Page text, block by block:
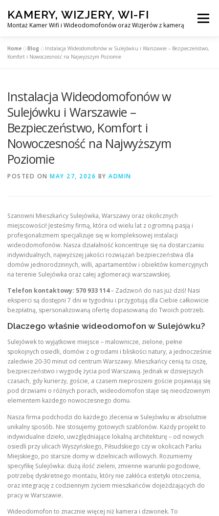
content
KAMERY, WIZJERY, WI-FI
Montaż Kamer Wifi i Wideodomofonów oraz Wizjerów z kamerą
Menu
GŁÓWNA MONTAŻ KAMER WIFI W WARSZAWA
MONTAŻ WIDEDOMOFONÓW
MONTAŻU WIZJERÓW Z KAMERĄ
KONTAKT
Home »Blog »Instalacja Wideodomofonów w Sulejówku i Warszawie – Bezpieczeństwo,
Komfort i Nowoczesność na Najwyższym Poziomie
Instalacja Wideodomofonów w
Sulejówku i Warszawie –
Bezpieczeństwo, Komfort i
Nowoczesność na Najwyższym
Poziomie
POSTED ON MAY 27, 2026 BY ADMIN
Szanowni Mieszkańcy Sulejówka, Warszawy oraz okolicznych
miejscowości! Jesteśmy firmą, która od wielu lat z ogromną pasją i
profesjonalizmem specjalizuje się w kompleksowej instalacji
wideodomofonów. Nasza działalność koncentruje się na dostarczaniu
indywidualnych, najwyższej jakości rozwiązań bezpieczeństwa dla
domów jednorodzinnych, willi, apartamentów i obiektów komercyjnych
na terenie Sulejówka oraz całej aglomeracji warszawskiej.
Telefon kontaktowy: 570 933 114– Zadzwoń do nas już dziś! Nasi
eksperci są dostępni 7 dni w tygodniu i przygotują dla Ciebie całkowicie
bezpłatną, spersonalizowaną ofertę dopasowaną do Twoich potrzeb.
Dlaczego właśnie wideodomofon w Sulejówku?
Sulejówek to wyjątkowe miejsce – malownicze, zielone, pełne
spokojnych osiedli, domów z ogrodami i bliskości natury, a jednocześnie
zaledwie 20-30 minut od centrum Warszawy. Mieszkańcy cenią tu ciszę,
bezpieczeństwo i wygodę życia pod Warszawą. Jednak w dzisiejszych
czasach, gdy kurierzy, goście, a czasem nieproszeni goście pojawiają się
pod drzwiami o różnych porach, wideodomofon staje się nieodzownym
elementem każdego nowoczesnego domu.
Nasza firma podchodzi do każdego zlecenia w Sulejówku w absolutnie
unikalny sposób. Nie stosujemy gotowych szablonów. Każdy projekt to
indywidualne dzieło, uwzględniające lokalną architekturę – od nowych
osiedli przy ulicach Wyszyńskiego, Piłsudskiego czy w okolicach Parku
Miejskiego, po starsze domy w dzielnicach willowych. Rozumiemy
specyfikę Sulejówka: dużą ilość zieleni, zmienne warunki pogodowe,
potrzebę dyskretnego montażu, który nie zakłóca estetyki otoczenia,
oraz integrację z codziennym życiem mieszkańców dojeżdżających do
pracy w Warszawie.
Wideodomofon to znacznie więcej niż kamera i dzwonek. To